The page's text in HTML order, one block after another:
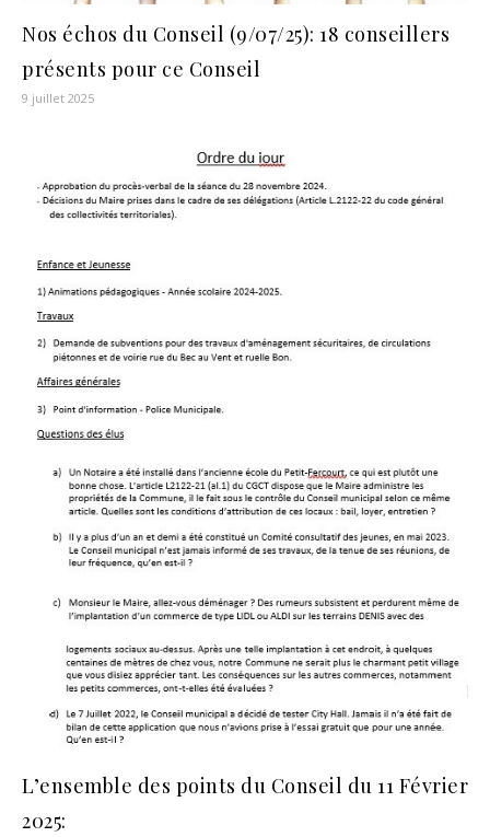
Nos échos du Conseil (9/07/25): 18 conseillers
présents pour ce Conseil
9 juillet 2025
L’ensemble des points du Conseil du 11 Février
2025: